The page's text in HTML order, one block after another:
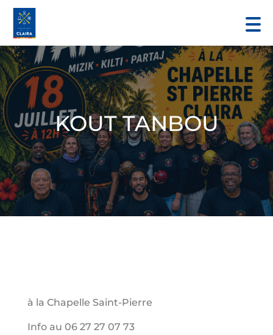
KOUT TANBOU
à la Chapelle Saint-Pierre
Info au 06 27 27 07 73